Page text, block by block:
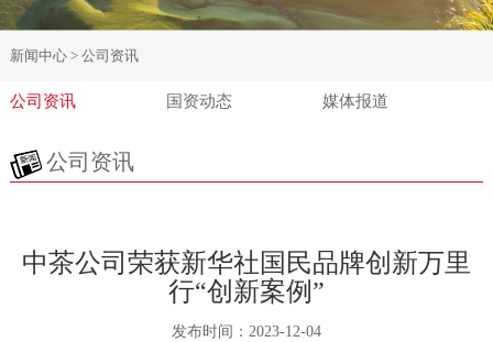
新闻中心 > 公司资讯
公司资讯 国资动态 媒体报道
公司资讯
中茶公司荣获新华社国民品牌创新万里
行“创新案例”
发布时间： 2023-12-04